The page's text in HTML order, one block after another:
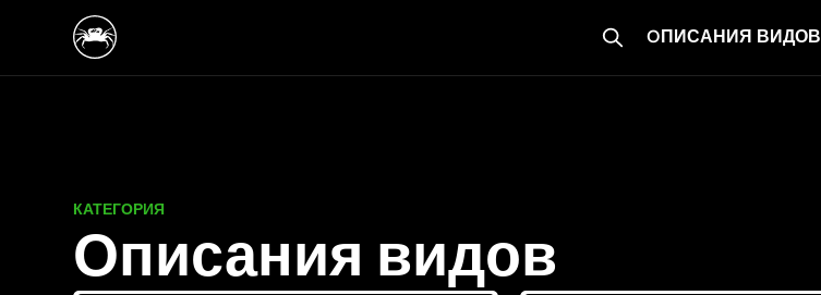
OПИСАНИЯ ВИДОВ
КАТЕГОРИЯ
Описания видов